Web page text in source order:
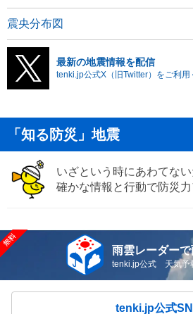
震央分布図
最新の地震情報を配信
tenki.jp公式X（旧Twitter）をご利用
「知る防災」地震
いざという時にあわてな
確かな情報と行動で防災
雨雲レーダーで
tenki.jp公式 天気予
tenki.jp公式